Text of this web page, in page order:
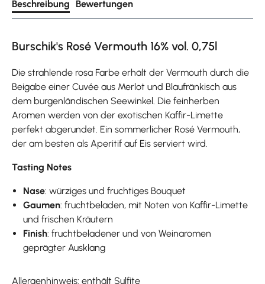
Beschreibung Bewertungen
Burschik's Rosé Vermouth 16% vol. 0,75l
Die strahlende rosa Farbe erhält der Vermouth durch die
Beigabe einer Cuvée aus Merlot und Blaufränkisch aus
dem burgenländischen Seewinkel. Die feinherben
Aromen werden von der exotischen Kaffir-Limette
perfekt abgerundet. Ein sommerlicher Rosé Vermouth,
der am besten als Aperitif auf Eis serviert wird.
Tasting Notes
Nase: würziges und fruchtiges Bouquet
Gaumen: fruchtbeladen, mit Noten von Kaffir-Limette
und frischen Kräutern
Finish: fruchtbeladener und von Weinaromen
geprägter Ausklang
Allergenhinweis: enthält Sulfite